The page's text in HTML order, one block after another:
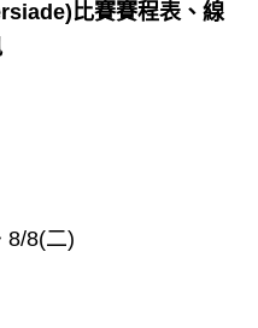
比賽賽程表、線
8/8(二)